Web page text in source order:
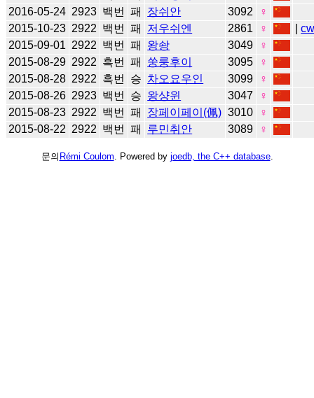
2016-05-24 2923 백번 패 장쉬안 3092
♀
2015-10-23 2922 백번 패 저우쉬엔 2861 ♀ |
2015-09-01 2922 백번 패 왕솽 3049
♀
2015-08-29 2922 흑번 패 쑹룽후이 3095
♀
2015-08-28 2922 흑번 승 차오요우인 3099
♀
2015-08-26 2923 백번 승 왕샹윈 3047
♀
2015-08-23 2922 백번 패 장페이페이(佩) 3010
♀
2015-08-22 2922 백번 패 루민취안 3089 ♀
문의 Rémi Coulom . Powered by joedb, the C++ database.